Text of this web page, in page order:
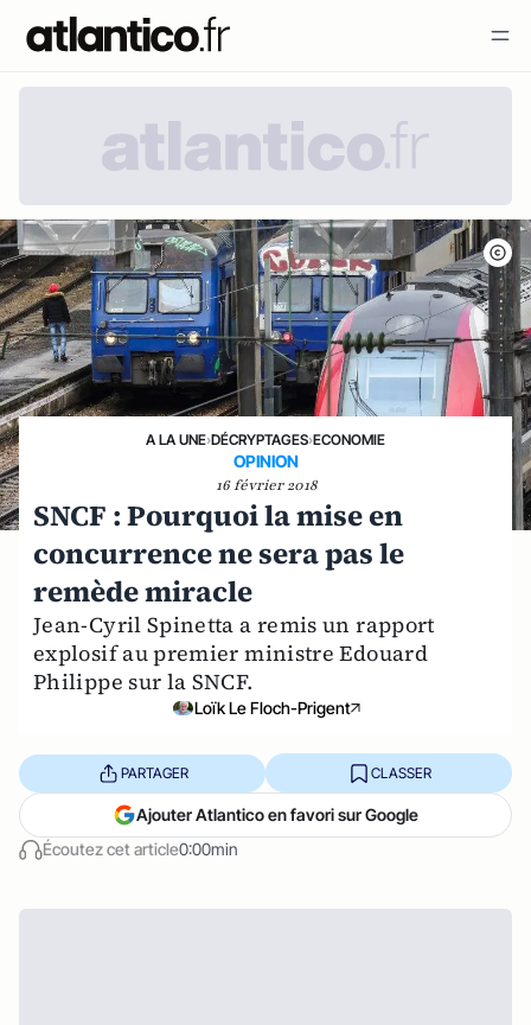
A LA UNE›DÉCRYPTAGES›ECONOMIE
OPINION
16 février 2018
SNCF : Pourquoi la mise en
concurrence ne sera pas le
remède miracle
Jean-Cyril Spinetta a remis un rapport
explosif au premier ministre Edouard
Philippe sur la SNCF.
Loïk Le Floch-Prigent
Écoutez cet article0:00min
PARTAGER CLASSER
Ajouter Atlantico en favori sur Google